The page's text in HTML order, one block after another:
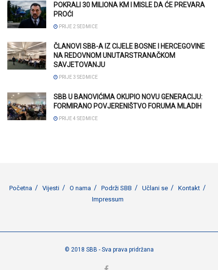
POKRALI 30 MILIONA KM I MISLE DA ĆE PREVARA
PROĆI
PRIJE 2 SEDMICE
ČLANOVI SBB-A IZ CIJELE BOSNE I HERCEGOVINE
NA REDOVNOM UNUTARSTRANAČKOM
SAVJETOVANJU
PRIJE 3 SEDMICE
SBB U BANOVIĆIMA OKUPIO NOVU GENERACIJU:
FORMIRANO POVJERENIŠTVO FORUMA MLADIH
PRIJE 4 SEDMICE
Početna Vijesti O nama Podrži SBB Učlani se
Kontakt
Impressum
© 2018 SBB - Sva prava pridržana